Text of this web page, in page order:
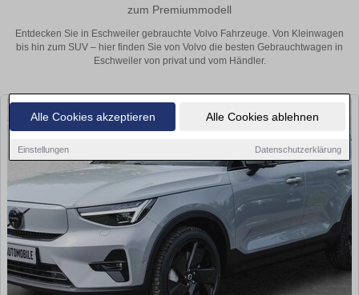
Alle Cookies akzeptieren Alle Cookies ablehnen
Einstellungen Datenschutzerklärung
zum Premiummodell
Entdecken Sie in Eschweiler gebrauchte Volvo Fahrzeuge. Von Kleinwagen
bis hin zum SUV – hier finden Sie von Volvo die besten Gebrauchtwagen in
Eschweiler von privat und vom Händler.